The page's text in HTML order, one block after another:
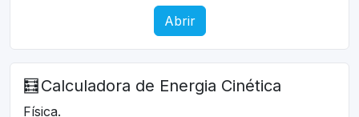
Abrir
🧮 Calculadora de Energia Cinética
Física.